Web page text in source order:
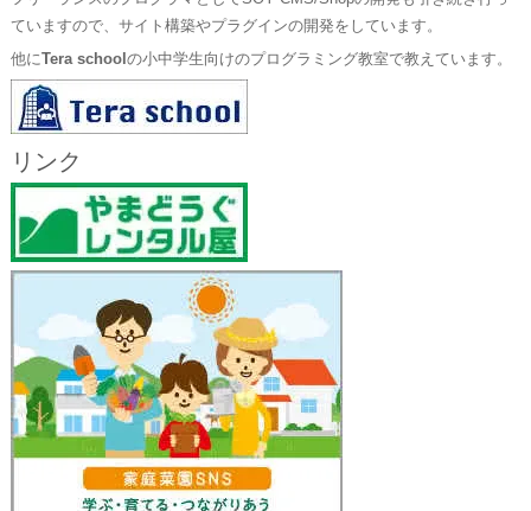
ていますので、サイト構築やプラグインの開発をしています。
他にTera school の小中学生向けのプログラミング教室で教えています。
リンク